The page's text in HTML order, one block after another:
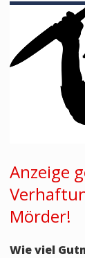
Anzeige
Mörder!
Wie viel